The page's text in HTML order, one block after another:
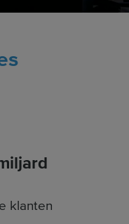
klanten